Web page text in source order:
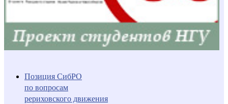
Позиция СибРО
по вопросам
рериховского движения